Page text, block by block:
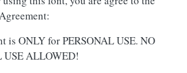
is ONLY for PERSONAL USE. NO
ALLOWED!